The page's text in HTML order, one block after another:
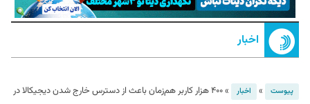
اخبار
پیوست » اخبار »
۴۰۰ هزار کاربر هم‌زمان باعث از دسترس خارج شدن دیجیکالا در